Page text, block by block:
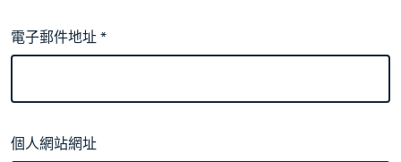
電子郵件地址*
個人網站網址